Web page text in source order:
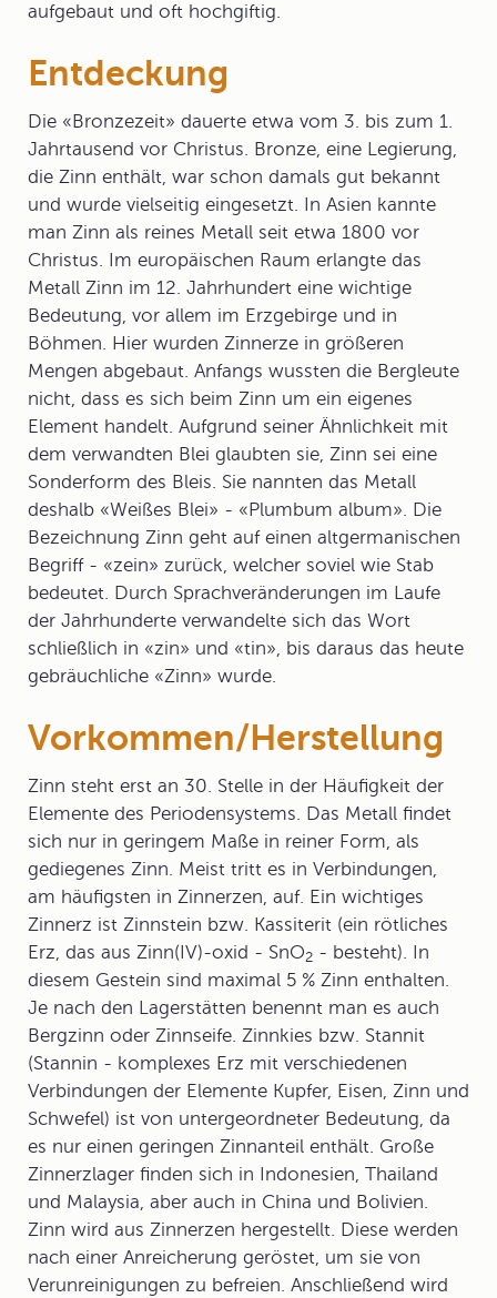
aufgebaut und oft hochgiftig.
Entdeckung
Die «Bronzezeit» dauerte etwa vom 3. bis zum 1.
Jahrtausend vor Christus. Bronze, eine Legierung,
die Zinn enthält, war schon damals gut bekannt
und wurde vielseitig eingesetzt. In Asien kannte
man Zinn als reines Metall seit etwa 1800 vor
Christus. Im europäischen Raum erlangte das
Metall Zinn im 12. Jahrhundert eine wichtige
Bedeutung, vor allem im Erzgebirge und in
Böhmen. Hier wurden Zinnerze in größeren
Mengen abgebaut. Anfangs wussten die Bergleute
nicht, dass es sich beim Zinn um ein eigenes
Element handelt. Aufgrund seiner Ähnlichkeit mit
dem verwandten Blei glaubten sie, Zinn sei eine
Sonderform des Bleis. Sie nannten das Metall
deshalb «Weißes Blei» - «Plumbum album». Die
Bezeichnung Zinn geht auf einen altgermanischen
Begriff - «zein» zurück, welcher soviel wie Stab
bedeutet. Durch Sprachveränderungen im Laufe
der Jahrhunderte verwandelte sich das Wort
schließlich in «zin» und «tin», bis daraus das heute
gebräuchliche «Zinn» wurde.
Vorkommen/Herstellung
Zinn steht erst an 30. Stelle in der Häufigkeit der
Elemente des Periodensystems. Das Metall findet
sich nur in geringem Maße in reiner Form, als
gediegenes Zinn. Meist tritt es in Verbindungen,
am häufigsten in Zinnerzen, auf. Ein wichtiges
Zinnerz ist Zinnstein bzw. Kassiterit (ein rötliches
Erz, das aus Zinn(IV)-oxid - SnO2 - besteht). In
diesem Gestein sind maximal 5 % Zinn enthalten.
Je nach den Lagerstätten benennt man es auch
Bergzinn oder Zinnseife. Zinnkies bzw. Stannit
(Stannin - komplexes Erz mit verschiedenen
Verbindungen der Elemente Kupfer, Eisen, Zinn und
Schwefel) ist von untergeordneter Bedeutung, da
es nur einen geringen Zinnanteil enthält. Große
Zinnerzlager finden sich in Indonesien, Thailand
und Malaysia, aber auch in China und Bolivien.
Zinn wird aus Zinnerzen hergestellt. Diese werden
nach einer Anreicherung geröstet, um sie von
Verunreinigungen zu befreien. Anschließend wird